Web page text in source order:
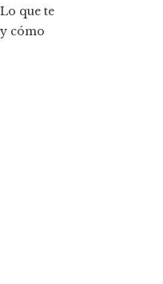
que te
y cómo